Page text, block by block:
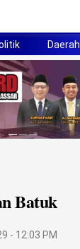
Daerah
Batuk
- 12:03 PM